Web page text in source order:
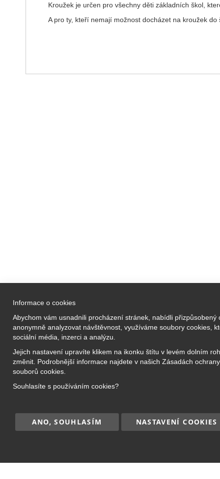
Kroužek je určen pro všechny děti základních škol,
A pro ty, kteří nemají možnost docházet na kroužek do
Bridge Academy Group s.r.o.
O nás
Náš tým
Prezenční
Informace o cookies
Abychom vám usnadnili procházení stránek, nabídli přizpůsobený
anonymně analyzovat návštěvnost, využíváme soubory cookies,
sociální média, inzerci a analýzu.
Jejich nastavení upravíte klikem na ikonku štítu v levém dolním
změnit. Podrobnější informace najdete v našich Zásadách
souborů cookies.
Souhlasíte s používáním cookies?
ANO, SOUHLASÍM NASTAVENÍ COOKIES